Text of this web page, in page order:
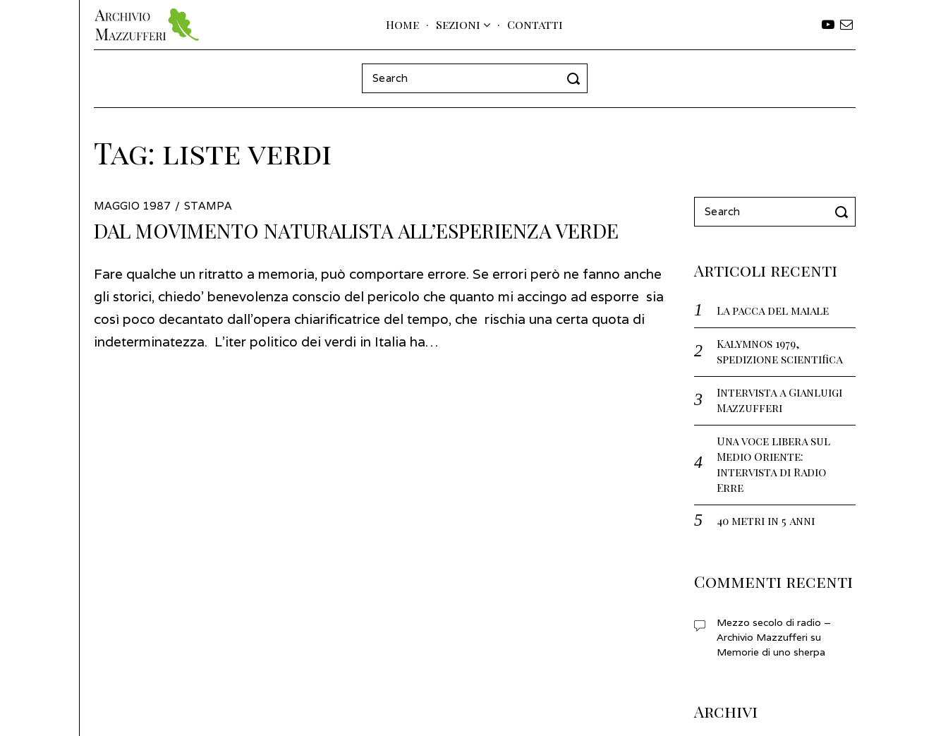
Home Sezioni Contatti
Search
for:
Tag: liste verdi
POSTED
ON
MAGGIO 1987 AGOSTO
2023
STAMPA
DAL MOVIMENTO NATURALISTA ALL’ESPERIENZA VERDE
Fare qualche un ritratto a memoria, può comportare errore. Se errori però ne fanno anche
gli storici, chiedo’ benevolenza conscio del pericolo che quanto mi accingo ad esporre sia
così poco decantato dall’opera chiarificatrice del tempo, che rischia una certa quota di
indeterminatezza. L’iter politico dei verdi in Italia ha…
Search
for:
Articoli recenti
La pacca del maiale
Kalymnos 1979,
spedizione scientifica
Intervista a Gianluigi
Mazzufferi
Una voce libera sul
Medio Oriente:
intervista di Radio
Erre
40 metri in 5 anni
Commenti recenti
Mezzo secolo di radio –
Archivio Mazzufferi su
Memorie di uno sherpa
Archivi